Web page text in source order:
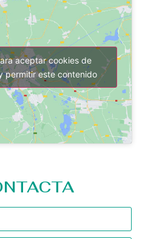
aceptar cookies de
permitir este contenido